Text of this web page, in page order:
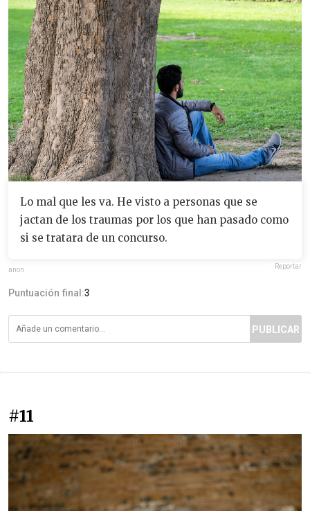
Lo mal que les va. He visto a personas que se
jactan de los traumas por los que han pasado como
si se tratara de un concurso.
anon Reportar
Puntuación final:3
PUBLICAR
#11